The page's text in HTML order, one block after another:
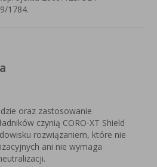
1784.
oraz zastosowanie
czynią CORO-XT Shield
rozwiązaniem, które nie
ani nie wymaga